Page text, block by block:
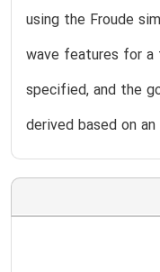
using the Froude
wave features for
specified, and the
derived based on